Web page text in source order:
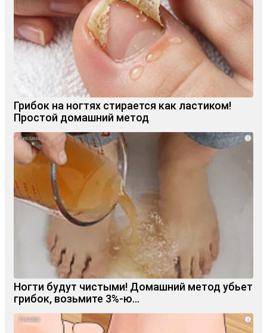
Грибок на ногтях стирается как ластиком!
Простой домашний метод
i
Ногти будут чистыми! Домашний метод убьет
грибок, возьмите 3%-ю…
i